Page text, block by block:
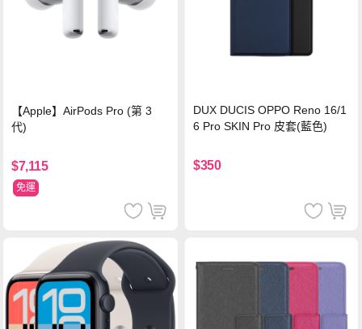
【Apple】AirPods Pro (第 3
代)
$7,115
免運
DUX DUCIS OPPO Reno 16/1
6 Pro SKIN Pro 皮套(藍色)
$350